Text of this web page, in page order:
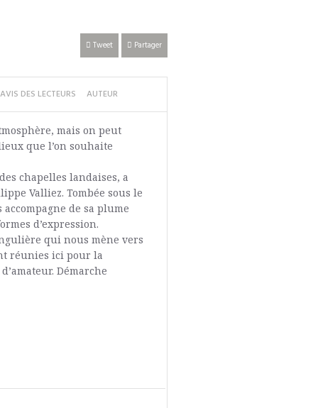
Tweet Partager
AVIS DES LECTEURS AUTEUR
mais on peut
que l’on souhaite
chapelles landaises, a
Valliez. Tombée sous le
de sa plume
d’expression.
qui nous mène vers
réunies ici pour la
Démarche